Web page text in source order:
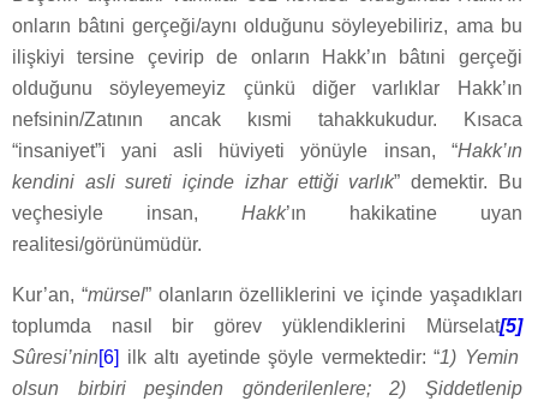
onların bâtıni gerçeği/aynı olduğunu söyleyebiliriz, ama bu
ilişkiyi tersine çevirip de onların Hakk’ın bâtıni gerçeği
olduğunu söyleyemeyiz çünkü diğer varlıklar Hakk’ın
nefsinin/Zatının ancak kısmi tahakkukudur. Kısaca
“insaniyet”i yani asli hüviyeti yönüyle insan, “Hakk’ın
kendini asli sureti içinde izhar ettiği varlık” demektir. Bu
veçhesiyle insan, Hakk’ın hakikatine uyan
realitesi/görünümüdür.
Kur’an, “mürsel” olanların özelliklerini ve içinde yaşadıkları
toplumda nasıl bir görev yüklendiklerini Mürselat[5]
Sûresi’nin[6] ilk altı ayetinde şöyle vermektedir: “1) Yemin
olsun birbiri peşinden gönderilenlere; 2) Şiddetlenip